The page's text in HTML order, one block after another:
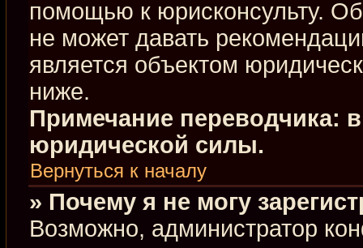
помощью к юрисконсульту.
не может давать
является объектом
ниже.
Примечание переводчика:
юридической силы.
Вернуться к началу
» Почему я не могу
Возможно, администратор